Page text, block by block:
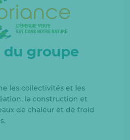
groupe
les collectivités et les
la construction et
de chaleur et de froid